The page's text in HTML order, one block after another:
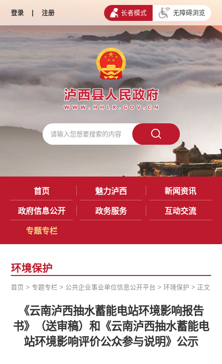
登录 | 注册 长者模式 无障碍浏览
首页 魅力泸西 新闻资讯
政府信息公开 政务服务 互动交流
专题专栏
环境保护
首页 >专题专栏 > 公共企业事业单位信息公开平台 >环境保护 > 正文
《云南泸西抽水蓄能电站环境影响报告
书》（送审稿）和《云南泸西抽水蓄能电
站环境影响评价公众参与说明》公示